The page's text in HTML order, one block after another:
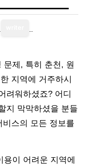
문제, 특히 춘천, 원
지역에 거주하시
려워하셨죠? 어디
지 막막하셨을 분들
스의 모든 정보를
용이 어려운 지역에